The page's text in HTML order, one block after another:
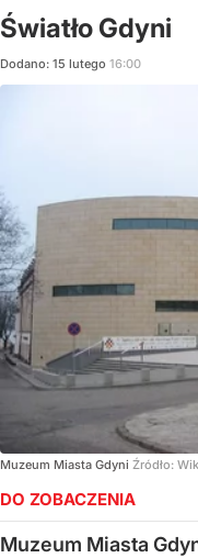
Światło Gdyni
Dodano: 15 lutego 16:00
Muzeum Miasta Gdyni Źródło:
DO ZOBACZENIA
Muzeum Miasta